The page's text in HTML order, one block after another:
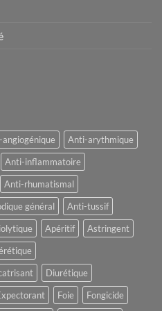
Anti-arythmique
Anti-inflammatoire
Anti-rhumatismal
général
Anti-tussif
Apéritif
Astringent
Diurétique
Foie
Fongicide